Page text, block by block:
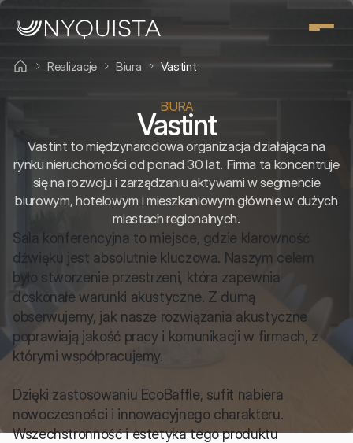
BIURA
Vastint
Vastint to międzynarodowa organizacja działająca na
rynku nieruchomości od ponad 30 lat. Firma ta koncentruje
się na rozwoju i zarządzaniu aktywami w segmencie
biurowym, hotelowym i mieszkaniowym głównie w dużych
miastach regionalnych.
Sala konferencyjna to miejsce, gdzie klarowność
dźwięku jest absolutnie kluczowa. Naszym celem
było stworzenie przestrzeni, która zapewnia
doskonałe warunki akustyczne. Z dumą
obserwujemy, jak nasze rozwiązania akustyczne
poprawiają jakość pracy i komunikacji w firmach, z
którymi współpracujemy.
Dzięki zastosowaniu EcoBaffle, sufit nabiera
nowoczesności i innowacyjnego charakteru.
Wszechstronność i estetyka tego produktu
Realizacje Biura Vastint